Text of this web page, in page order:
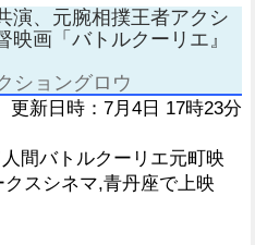
演、元腕相撲王者アクシ
画「バトルクーリエ』
ショングロウ
更新日時：7月4日 17時23分
間バトルクーリエ元町映
クスシネマ,青丹座で上映